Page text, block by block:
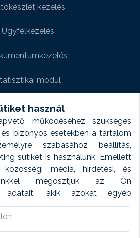
használ
működéséhez szükséges
bizonyos esetekben a tartalom
szabásához beállítás,
sütiket is használunk. Emellett
média, hirdetési, és
megosztjuk az Ön
adatait, akik azokat egyéb
kombinálhatják. A sütik
naplózást végzünk és
után automatikusan töröljük. A
kezelés
Ügyfélkezelés
modul
modul
extra modul
modul